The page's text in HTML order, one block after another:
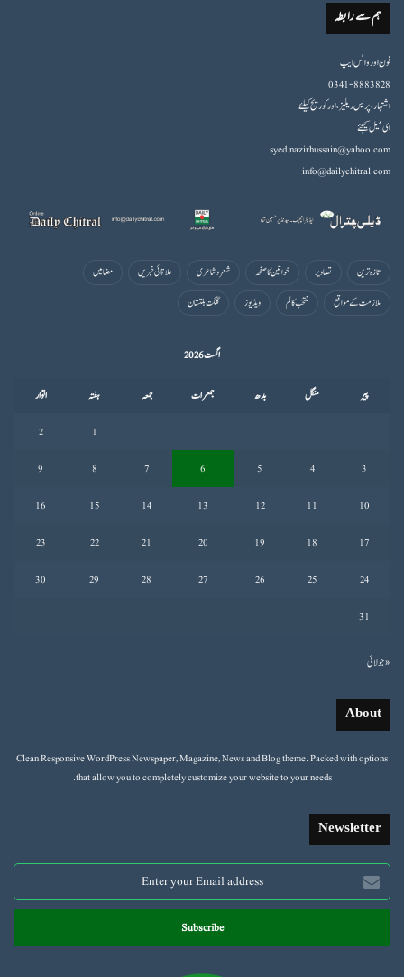
ہم سے رابطہ
فون اورواٹس ایپ
0341-8883828
اشتہار،پریس ریلیز، اور کوریج کیلئے
ای میل کیجئے
syed.nazirhussain@yahoo.com
info@dailychitral.com
تازہ ترین تصاویر خواتین کا صفحہ شعروشاعری علاقائی خبریں
مضامین
ملازمت کے مواقع
منتخب کالم ویڈیوز گلگت بلتستان
اگست 2026
پیر منگل بدھ جمعرات جمعہ ہفتہ اتوار
1
2
3
4
5
6
7
8
9
10
11
12
13
14
15
16
17
18
19
20
21
22
23
24
25
26
27
28
29
30
31
« جولائی
About
Clean Responsive WordPress Newspaper, Magazine, News and Blog theme. Packed with options
that allow you to completely customize your website to your needs.
Newsletter
Enter
your
Email